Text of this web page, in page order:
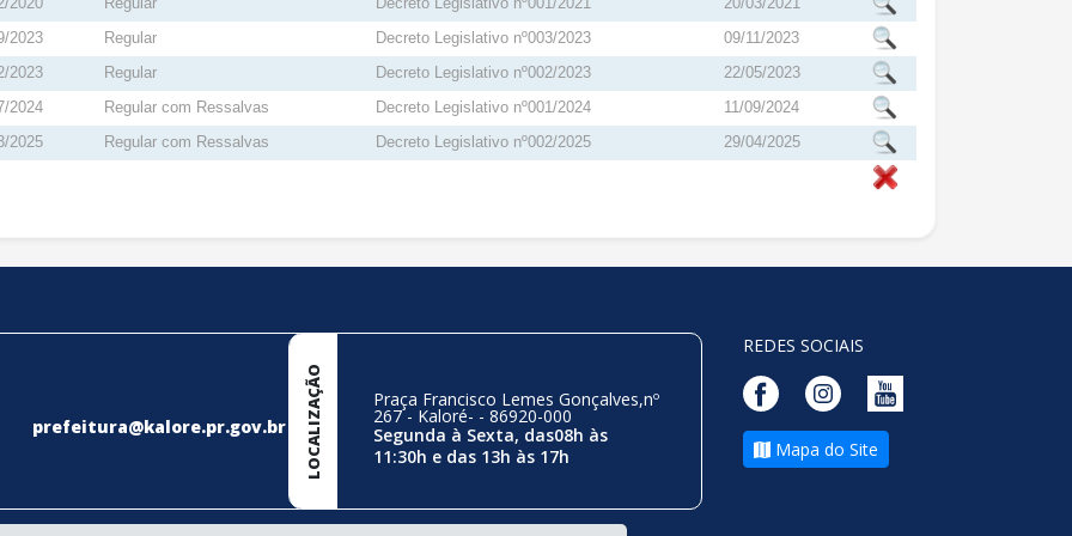
2023 Regular Decreto Legislativo nº003/2023
09/11/2023
2023 Regular Decreto Legislativo nº002/2023
22/05/2023
2024 Regular com Ressalvas Decreto Legislativo nº001/2024
11/09/2024
2025 Regular com Ressalvas Decreto Legislativo nº002/2025
29/04/2025
prefeitura@kalore.pr.gov.br LOCALIZAÇÃO Praça Francisco Lemes Gonçalves,nº
267 - Kaloré- - 86920-000
Segunda à Sexta, das08h às
11:30h e das 13h às 17h
REDES SOCIAIS
Mapa do Site